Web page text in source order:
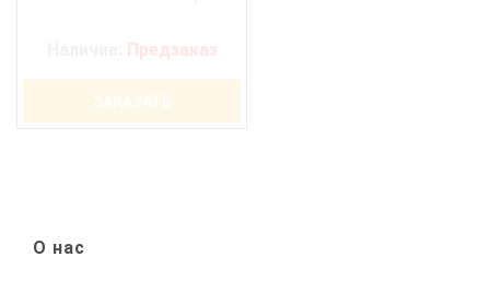
Предзаказ
ЗАКАЗАТЬ
О нас